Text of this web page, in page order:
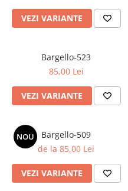
Floral-Aldehidic
Floral-Lemnos
Citric
Aromatic
Aromatic-Verde
VEZI VARIANTE
Bargello-523
85,00 Lei
VEZI VARIANTE
NOU
Bargello-509
de la 85,00 Lei
VEZI VARIANTE